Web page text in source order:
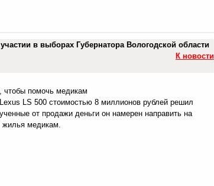
в выборах Губернатора Вологодской области
К новости
чтобы помочь медикам
LS 500 стоимостью 8 миллионов рублей решил
от продажи деньги он намерен направить на
жилья медикам.